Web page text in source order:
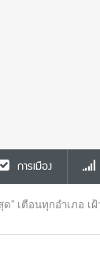
การเมือง
เตือนทุกอำเภอ เ